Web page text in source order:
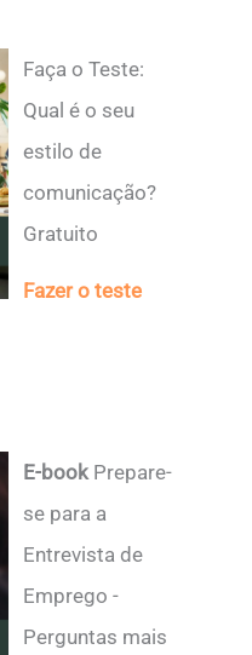
Faça o Teste:
Qual é o seu
estilo de
comunicação?
Gratuito
Fazer o teste
E-book Prepare-
se para a
Entrevista de
Emprego -
Perguntas mais